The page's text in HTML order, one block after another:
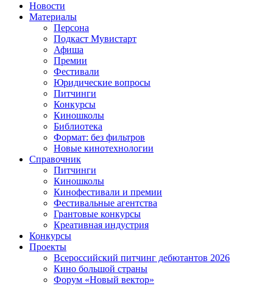
Новости
Материалы
Персона
Подкаст Мувистарт
Афиша
Премии
Фестивали
Юридические вопросы
Питчинги
Конкурсы
Киношколы
Библиотека
Формат: без фильтров
Новые кинотехнологии
Справочник
Питчинги
Киношколы
Кинофестивали и премии
Фестивальные агентства
Грантовые конкурсы
Креативная индустрия
Конкурсы
Проекты
Всероссийский питчинг дебютантов 2026
Кино большой страны
Форум «Новый вектор»